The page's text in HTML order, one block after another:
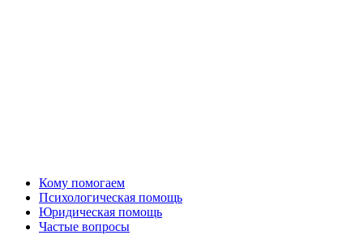
Кому помогаем
Психологическая помощь
Юридическая помощь
Частые вопросы